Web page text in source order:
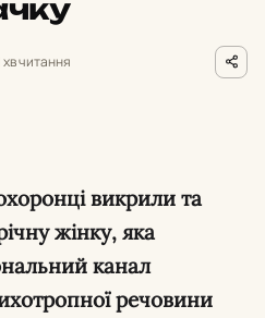
хв читання
викрили та
жінку, яка
канал
речовини